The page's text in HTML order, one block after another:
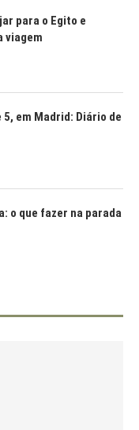
para o Egito e
viagem
5, em Madrid: Diário de
o que fazer na parada